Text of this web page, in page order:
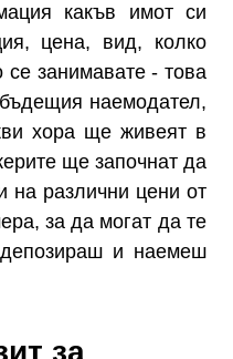
какъв имот си
цена, вид, колко
занимавате - това
наемодател,
хора ще живеят в
ще започнат да
на различни цени от
за да могат да те
и наемеш
за